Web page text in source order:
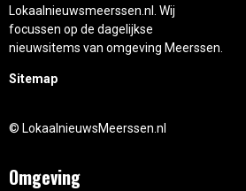
Lokaalnieuwsmeerssen.nl. Wij
focussen op de dagelijkse
nieuwsitems van omgeving Meerssen.
Sitemap
© LokaalnieuwsMeerssen.nl
Omgeving